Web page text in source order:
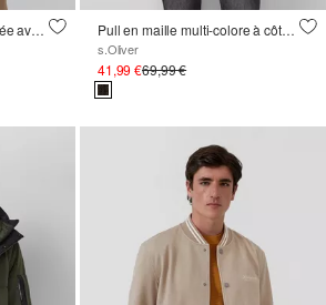
Pull-over en laine mélangée avec col montant Pull en maille multi-colore à côtes avec col polo
s.Oliver
41,99 €69,99 €